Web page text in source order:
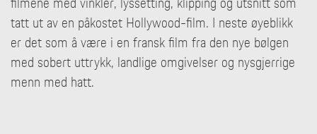
tatt ut av en påkostet Hollywood-film. I neste øyeblikk
er det som å være i en fransk film fra den nye bølgen
med sobert uttrykk, landlige omgivelser og nysgjerrige
menn med hatt.